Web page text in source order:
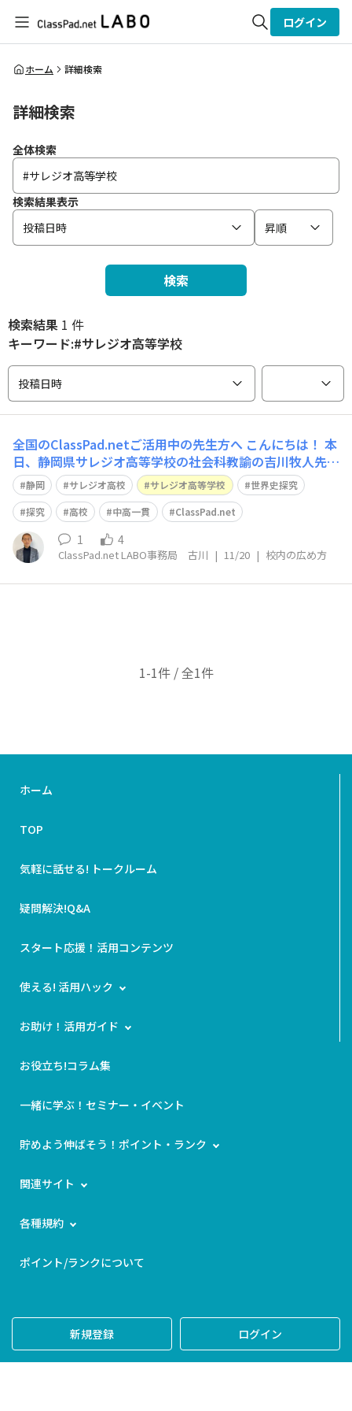
全体検索
ログイン
ホーム 詳細検索
詳細検索
全体検索
検索結果表示
投稿日時
昇順
検索
検索結果 1 件
キーワード:#サレジオ高等学校
投稿日時
全国のClassPad.netご活用中の先生方へ こんにちは！ 本
日、静岡県サレジオ高等学校の社会科教諭の吉川牧人先生
による世界史探究授業時のインタビュー動画をYouTube
に掲載させて頂きました。 https://www.youtube.com/
watch?v=9FfTxvMtcqY 探究的な
静岡 サレジオ高校 サレジオ高等学校
世界史探究
探究
高校 中高一貫 ClassPad.net
1 4
ClassPad.net LABO事務局 古川 | 11/20 | 校内の広め方
1-1件 / 全1件
ホーム
TOP
気軽に話せる! トークルーム
疑問解決!Q&A
スタート応援！活用コンテンツ
使える! 活用ハック
お助け！活用ガイド
お役立ち!コラム集
一緒に学ぶ！セミナー・イベント
貯めよう伸ばそう！ポイント・ランク
関連サイト
各種規約
ポイント/ランクについて
新規登録 ログイン